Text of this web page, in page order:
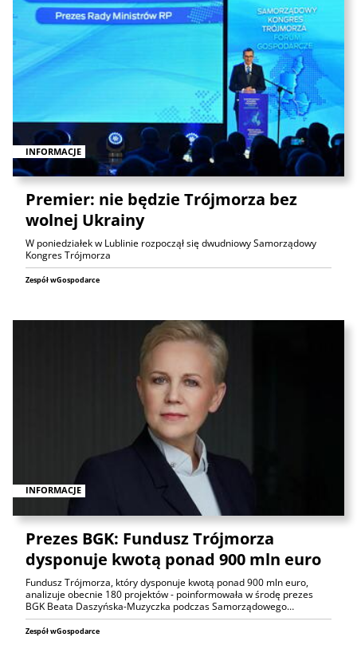
INFORMACJE
Premier: nie będzie Trójmorza bez
wolnej Ukrainy
W poniedziałek w Lublinie rozpoczął się dwudniowy Samorządowy
Kongres Trójmorza
Zespół wGospodarce
INFORMACJE
Prezes BGK: Fundusz Trójmorza
dysponuje kwotą ponad 900 mln euro
Fundusz Trójmorza, który dysponuje kwotą ponad 900 mln euro,
analizuje obecnie 180 projektów - poinformowała w środę prezes
BGK Beata Daszyńska-Muzyczka podczas Samorządowego…
Zespół wGospodarce